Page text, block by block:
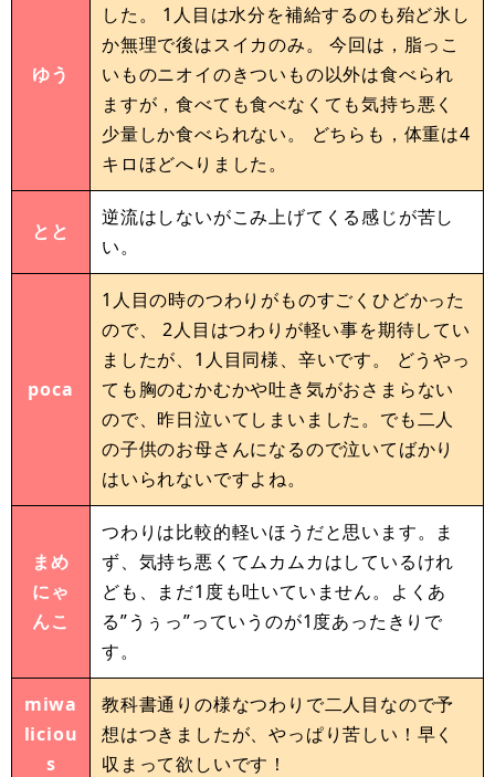
ゆう
した。 1人目は水分を補給するのも殆ど氷し
か無理で後はスイカのみ。 今回は，脂っこ
いものニオイのきついもの以外は食べられ
ますが，食べても食べなくても気持ち悪く
少量しか食べられない。 どちらも，体重は4
キロほどへりました。
とと
逆流はしないがこみ上げてくる感じが苦し
い。
poca
1人目の時のつわりがものすごくひどかった
ので、 2人目はつわりが軽い事を期待してい
ましたが、1人目同様、辛いです。 どうやっ
ても胸のむかむかや吐き気がおさまらない
ので、昨日泣いてしまいました。でも二人
の子供のお母さんになるので泣いてばかり
はいられないですよね。
まめ
にゃ
んこ
つわりは比較的軽いほうだと思います。ま
ず、気持ち悪くてムカムカはしているけれ
ども、まだ1度も吐いていません。よくあ
る”うぅっ”っていうのが1度あったきりで
す。
miwa
liciou
s
教科書通りの様なつわりで二人目なので予
想はつきましたが、やっぱり苦しい！早く
収まって欲しいです！